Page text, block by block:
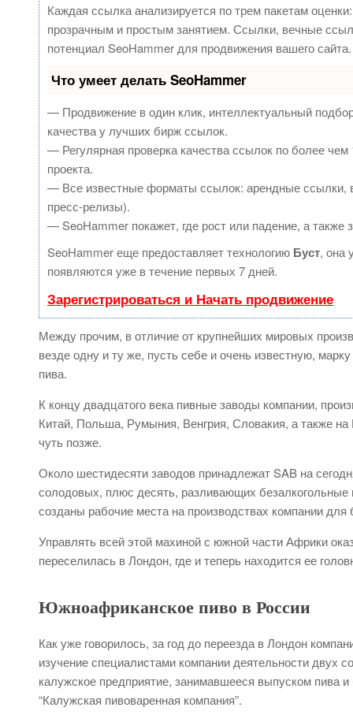
Каждая ссылка анализируется по трем пакетам
прозрачным и простым занятием. Ссылки, вечные
потенциал SeoHammer для продвижения вашего сайта.
Что умеет делать SeoHammer
— Продвижение в один клик, интеллектуальный
качества у лучших бирж ссылок.
— Регулярная проверка качества ссылок по более
проекта.
— Все известные форматы ссылок: арендные ссылки,
пресс-релизы).
— SeoHammer покажет, где рост или падение, а также
SeoHammer еще предоставляет технологию Буст, она
появляются уже в течение первых 7 дней.
Зарегистрироваться и Начать продвижение
Между прочим, в отличие от крупнейших мировых
везде одну и ту же, пусть себе и очень известную,
пива.
К концу двадцатого века пивные заводы компании,
Китай, Польша, Румыния, Венгрия, Словакия, а также
чуть позже.
Около шестидесяти заводов принадлежат SAB на
солодовых, плюс десять, разливающих
созданы рабочие места на производствах компании
Управлять всей этой махиной с южной части Африки
переселилась в Лондон, где и теперь находится ее
Южноафриканское пиво в России
Как уже говорилось, за год до переезда в Лондон
изучение специалистами компании деятельности двух
калужское предприятие, занимавшееся выпуском пива
“Калужская пивоваренная компания”.